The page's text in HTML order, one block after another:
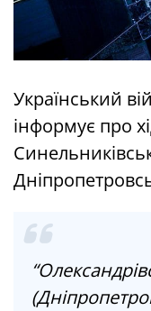
Український
інформує про